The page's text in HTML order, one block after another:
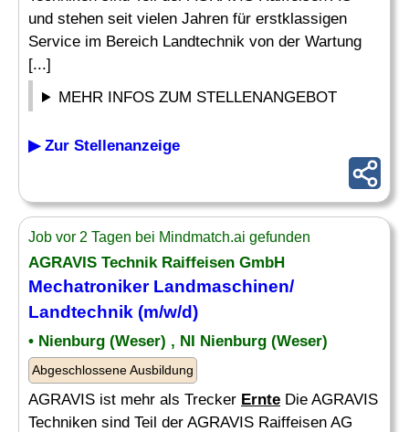
und stehen seit vielen Jahren für erstklassigen
Service im Bereich Landtechnik von der Wartung
[...]
MEHR INFOS ZUM STELLENANGEBOT
▶ Zur Stellenanzeige
Job vor 2 Tagen bei Mindmatch.ai gefunden
AGRAVIS Technik Raiffeisen GmbH
Mechatroniker Landmaschinen/
Landtechnik (m/w/d)
• Nienburg (Weser) , NI Nienburg (Weser)
Abgeschlossene Ausbildung
AGRAVIS ist mehr als Trecker Ernte Die AGRAVIS
Techniken sind Teil der AGRAVIS Raiffeisen AG